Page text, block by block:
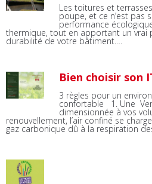
Les toitures et
poupe, et ce n’est pas
performance
thermique, tout en apportant un vrai
durabilité de votre bâtiment.…
Bien choisir son
3 règles pour un
confortable 1. Une
dimensionnée à vos
renouvellement, l’air confiné se
gaz carbonique dû à la respiration